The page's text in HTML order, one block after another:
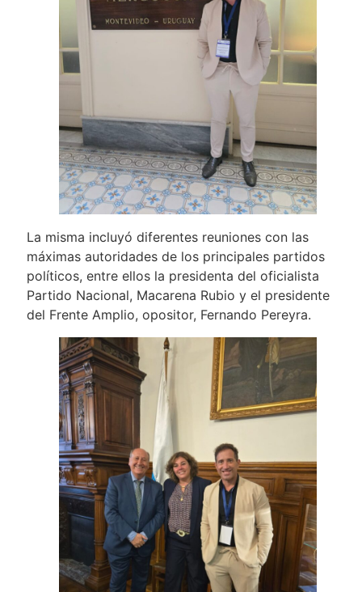
La misma incluyó diferentes reuniones con las
máximas autoridades de los principales partidos
políticos, entre ellos la presidenta del oficialista
Partido Nacional, Macarena Rubio y el presidente
del Frente Amplio, opositor, Fernando Pereyra.